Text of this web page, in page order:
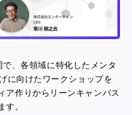
、各領域に特化したメンタ
に向けたワークショップを
ア作りからリーンキャンバス
す。